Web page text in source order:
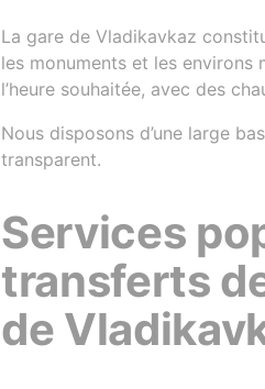
La gare de Vladikavkaz
les monuments et les
l’heure souhaitée, avec des
Nous disposons d’une large
transparent.
Services
transferts
de